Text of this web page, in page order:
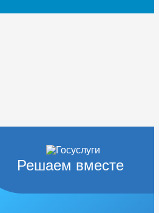
Решаем вместе